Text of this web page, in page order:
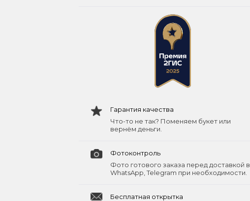
Гарантия качества
Что-то не так? Поменяем букет или
вернём деньги.
Фотоконтроль
Фото готового заказа перед доставкой в
WhatsApp, Telegram при необходимости.
Бесплатная открытка